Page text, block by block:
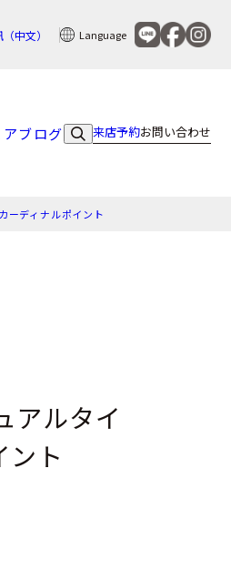
中文） Language
ブログ 来店予約お問い合わせ
ーディナルポイント
アルタイ
ント